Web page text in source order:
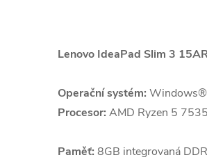
Lenovo IdeaPad Slim 3
Operační systém: Windows®
Procesor: AMD Ryzen 5
Paměť: 8GB integrovaná